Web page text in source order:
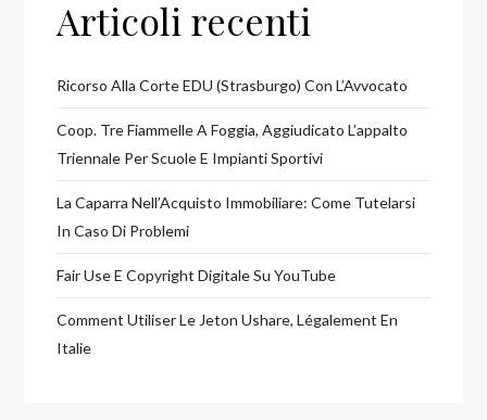
Articoli recenti
Ricorso Alla Corte EDU (Strasburgo) Con L’Avvocato
Coop. Tre Fiammelle A Foggia, Aggiudicato L’appalto
Triennale Per Scuole E Impianti Sportivi
La Caparra Nell’Acquisto Immobiliare: Come Tutelarsi
In Caso Di Problemi
Fair Use E Copyright Digitale Su YouTube
Comment Utiliser Le Jeton Ushare, Légalement En
Italie